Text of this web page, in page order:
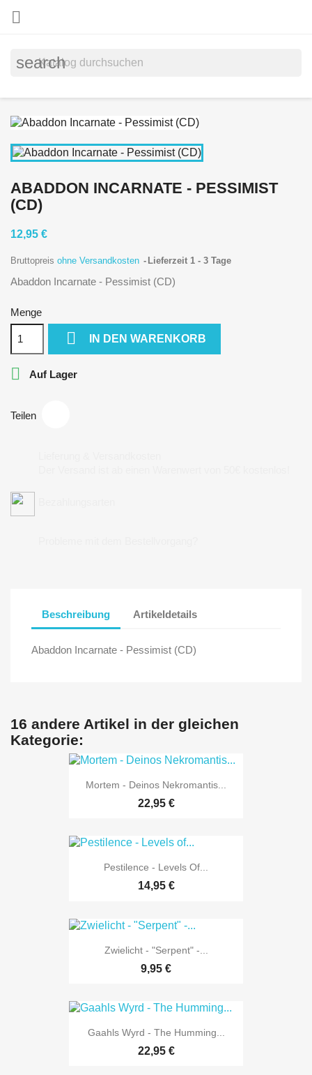

search
ABADDON INCARNATE - PESSIMIST
(CD)
12,95 €
Bruttopreis ohne Versandkosten Lieferzeit 1 - 3 Tage
Abaddon Incarnate - Pessimist (CD)
Menge
 IN DEN WARENKORB
 Auf Lager
Teilen
Beschreibung Artikeldetails
Abaddon Incarnate - Pessimist (CD)
16 andere Artikel in der gleichen
Kategorie:
Mortem - Deinos Nekromantis...
22,95 €
Pestilence - Levels Of...
14,95 €
Zwielicht - "Serpent" -...
9,95 €
Gaahls Wyrd - The Humming...
22,95 €